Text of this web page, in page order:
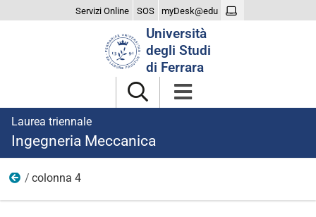
Servizi Online SOS myDesk@edu
Università
degli Studi
di Ferrara
Laurea triennale
Ingegneria Meccanica
Corso
colonna 4